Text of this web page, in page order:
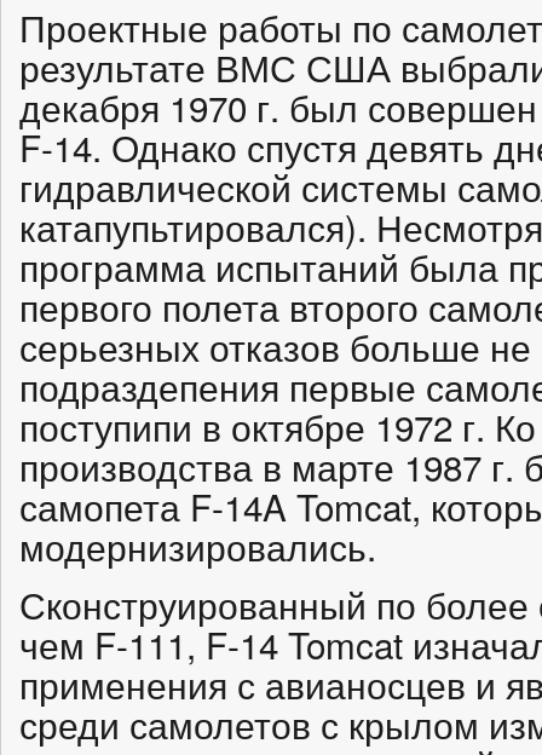
Проектные работы по
результате ВМС США
декабря 1970 г. был
F-14. Однако спустя девять
гидравлической системы
катапупьтировался).
программа испытаний была
первого полета второго
серьезных отказов больше
подраздепения первые
поступипи в октябре 1972 г.
производства в марте 1987 г.
самопета F-14A Tomcat,
модернизировались.
Сконструированный по
чем F-111, F-14 Tomcat
применения с авианосцев и
среди самолетов с крылом